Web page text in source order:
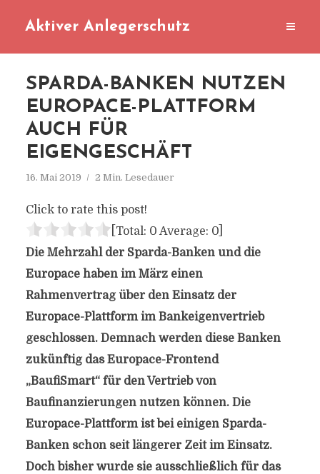
Aktiver Anlegerschutz
SPARDA-BANKEN NUTZEN
EUROPACE-PLATTFORM
AUCH FÜR
EIGENGESCHÄFT
16. Mai 2019 2 Min. Lesedauer
Click to rate this post!
[Total: 0 Average: 0]
Die Mehrzahl der Sparda-Banken und die
Europace haben im März einen
Rahmenvertrag über den Einsatz der
Europace-Plattform im Bankeigenvertrieb
geschlossen. Demnach werden diese Banken
zukünftig das Europace-Frontend
„BaufiSmart“ für den Vertrieb von
Baufinanzierungen nutzen können. Die
Europace-Plattform ist bei einigen Sparda-
Banken schon seit längerer Zeit im Einsatz.
Doch bisher wurde sie ausschließlich für das